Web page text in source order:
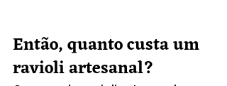
Então, quanto custa um
ravioli artesanal?